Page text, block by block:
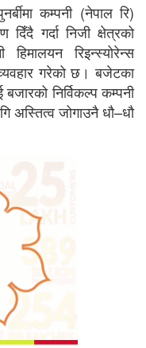
कम्पनी (नेपाल रि)
गर्दा निजी क्षेत्रको
हिमालयन रिइन्स्योरेन्स
गरेको छ। बजेटका
निर्विकल्प कम्पनी
अस्तित्व जोगाउनै धौ–धौ